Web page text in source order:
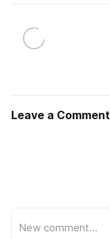
Leave a Comment